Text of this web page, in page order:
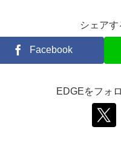
シェアす
Facebook
EDGEをフォ